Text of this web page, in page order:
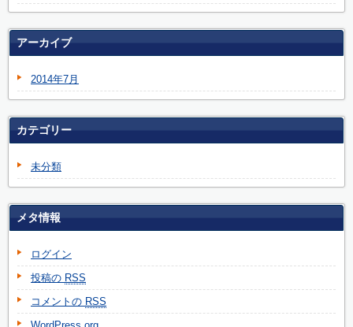
アーカイブ
2014年7月
カテゴリー
未分類
メタ情報
ログイン
投稿の RSS
コメントの RSS